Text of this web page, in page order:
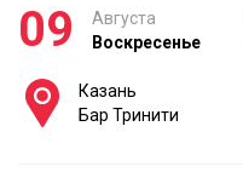
09
Августа
Воскресенье
Казань
Бар Тринити